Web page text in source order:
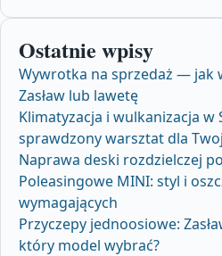
Ostatnie wpisy
Wywrotka na sprzedaż — jak
Zasław lub lawetę
Klimatyzacja i wulkanizacja
sprawdzony warsztat dla
Naprawa deski rozdzielczej
Poleasingowe MINI: styl i
wymagających
Przyczepy jednoosiowe:
który model wybrać?